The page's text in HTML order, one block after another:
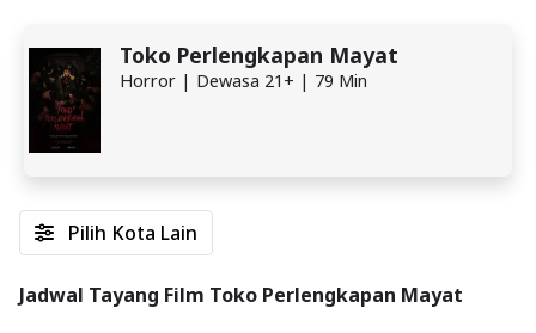
Toko Perlengkapan Mayat
Horror | Dewasa 21+ | 79 Min
Pilih Kota Lain
Jadwal Tayang Film Toko Perlengkapan Mayat